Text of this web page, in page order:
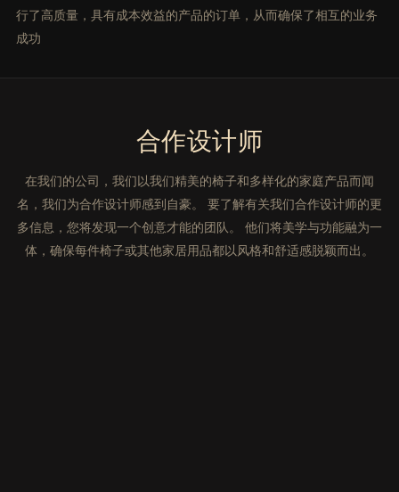
行了高质量，具有成本效益的产品的订单，从而确保了相互的业务
成功
合作设计师
在我们的公司，我们以我们精美的椅子和多样化的家庭产品而闻
名，我们为合作设计师感到自豪。 要了解有关我们合作设计师的更
多信息，您将发现一个创意才能的团队。 他们将美学与功能融为一
体，确保每件椅子或其他家居用品都以风格和舒适感脱颖而出。